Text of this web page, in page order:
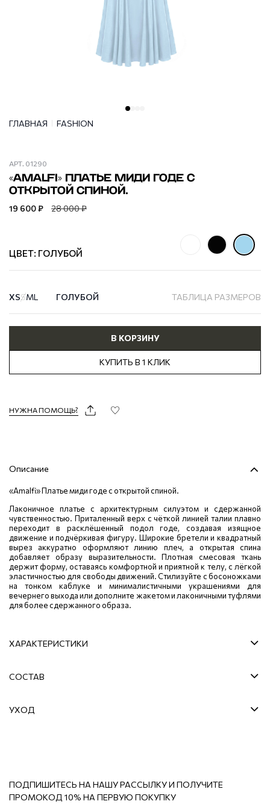
ГЛАВНАЯ FASHION
АРТ. 01290
«AMALFI» ПЛАТЬЕ МИДИ ГОДЕ С
ОТКРЫТОЙ СПИНОЙ.
19 600 ₽ 28 000 ₽
ЦВЕТ: ГОЛУБОЙ
В КОРЗИНУ
КУПИТЬ В 1 КЛИК
XSSML ГОЛУБОЙ ТАБЛИЦА РАЗМЕРОВ
НУЖНА ПОМОЩЬ?
Описание
«Amalfi» Платье миди годе с открытой спиной.
Лаконичное платье с архитектурным силуэтом и сдержанной
чувственностью. Приталенный верх с чёткой линией талии плавно
переходит в расклёшенный подол годе, создавая изящное
движение и подчёркивая фигуру. Широкие бретели и квадратный
вырез аккуратно оформляют линию плеч, а открытая спина
добавляет образу выразительности. Плотная смесовая ткань
держит форму, оставаясь комфортной и приятной к телу, с лёгкой
эластичностью для свободы движений. Стилизуйте с босоножками
на тонком каблуке и минималистичными украшениями для
вечернего выхода или дополните жакетом и лаконичными туфлями
для более сдержанного образа.
ХАРАКТЕРИСТИКИ
СОСТАВ
УХОД
ПОДПИШИТЕСЬ НА НАШУ РАССЫЛКУ И ПОЛУЧИТЕ
ПРОМОКОД 10% НА ПЕРВУЮ ПОКУПКУ